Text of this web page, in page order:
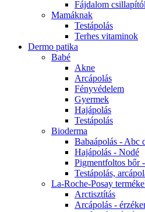
Fájdalom
Mamáknak
Testápolás
Terhes vitaminok
Dermo patika
Babé
Akne
Arcápolás
Fényvédelem
Gyermek
Hajápolás
Testápolás
Bioderma
Babaápolás - Abc
Hajápolás - Nodé
Pigmentfoltos bőr
Testápolás,
La-Roche-Posay
Arctisztítás
Arcápolás -